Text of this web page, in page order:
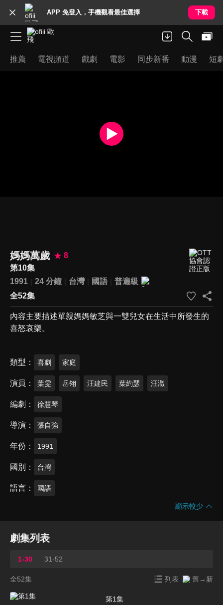
APP 免登入，手機觀看最佳選擇 下載
推薦 電視頻道 戲劇 電影 同步新番 動漫 短
媽媽萬歲
8
第10集
1991
24 分鐘 台灣 國語
普遍級
全52集
內容主要描述單親媽媽敏芝與一雙兒女在生活中所發生的
喜怒哀樂。
類型 喜劇 家庭
演員 葉雯 岳翎 汪建民 葉約瑟 汪瀓
編劇 徐慧琴
導演 張自強
年份 1991
國別 台灣
語言 國語
顯示較少
劇集列表
1-30 31-52
全52集 列表 舊→新
第1集